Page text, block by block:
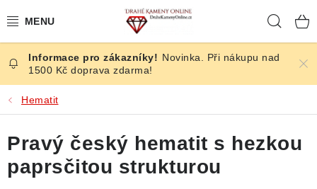
na
ČESKÉ KAMENY
ŠPERKY
KAMENY ZE SVĚTA
BROUŠENÉ
Novinka. Při nákupu nad
1500 Kč doprava zdarma!
Hematit
Pravý český hematit s hezkou
paprsčitou strukturou